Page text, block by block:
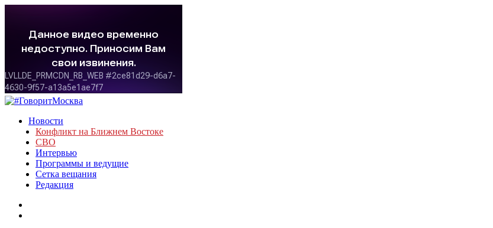
Новости
Конфликт на Ближнем Востоке
СВО
Интервью
Программы и ведущие
Сетка вещания
Редакция